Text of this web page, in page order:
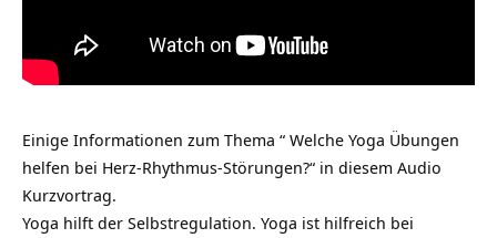
Einige Informationen zum Thema “ Welche Yoga Übungen
helfen bei Herz-Rhythmus-Störungen?“ in diesem Audio
Kurzvortrag.
Yoga hilft der Selbstregulation. Yoga ist hilfreich bei